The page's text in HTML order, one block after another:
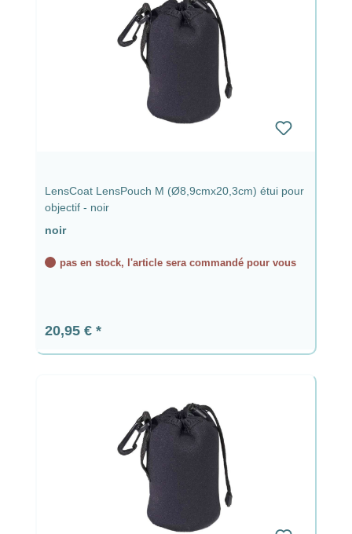
LensCoat LensPouch M (Ø8,9cmx20,3cm) étui pour
objectif - noir
noir
pas en stock, l'article sera commandé pour vous
Prix régulier :
20,95 €